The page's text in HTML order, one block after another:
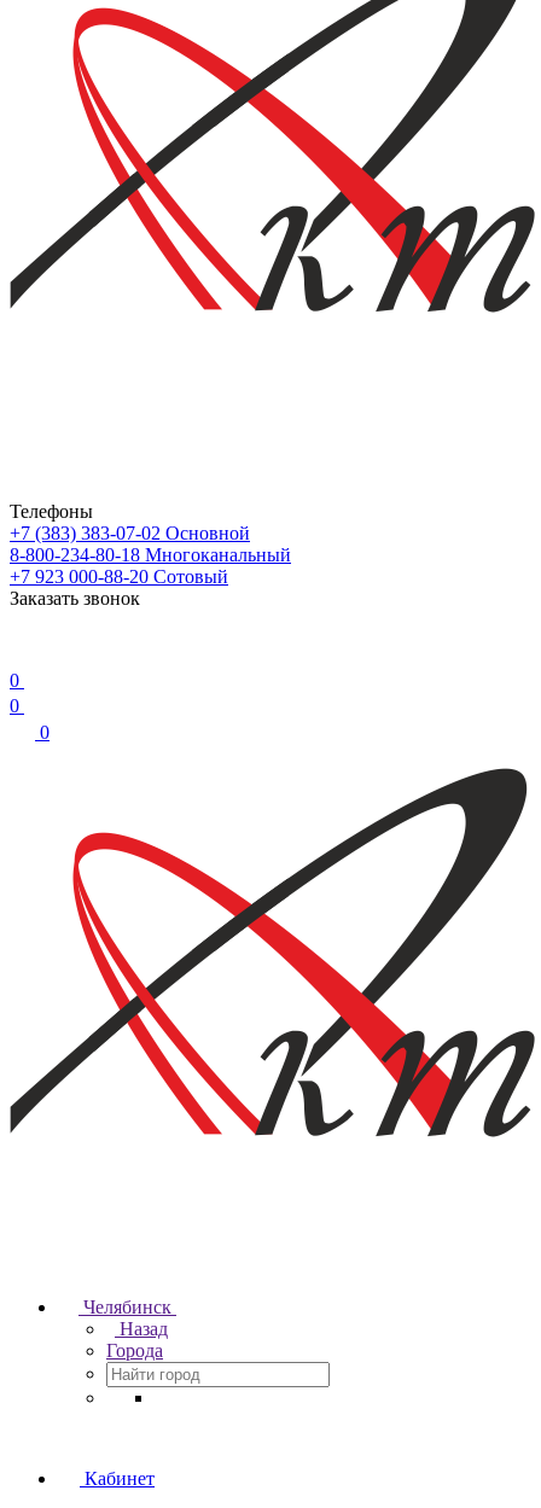
Телефоны
+7 (383) 383-07-02 Основной
8-800-234-80-18 Многоканальный
+7 923 000-88-20 Сотовый
Заказать звонок
0
0
0
Челябинск
Назад
Города
Кабинет